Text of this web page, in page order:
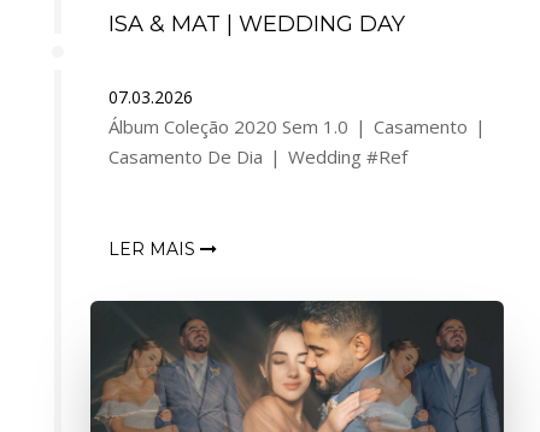
ISA & MAT | WEDDING DAY
07.03.2026
Álbum Coleção 2020 Sem 1.0
Casamento
Casamento De Dia
Wedding #Ref
LER MAIS